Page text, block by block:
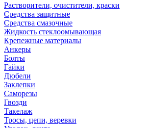
Растворители, очистители, краски
Средства защитные
Средства смазочные
Жидкость стеклоомывающая
Крепежные материалы
Анкеры
Болты
Гайки
Дюбели
Заклепки
Саморезы
Гвозди
Такелаж
Тросы, цепи, веревки